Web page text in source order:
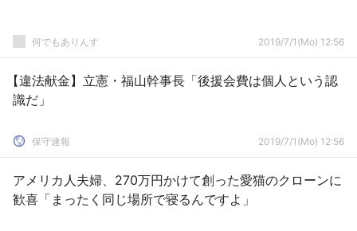
何でもありんす 2019/7/1(Mo) 12:56
【違法献金】立憲・福山幹事長「後援会費は個人という認
識だ」
保守速報 2019/7/1(Mo) 12:56
アメリカ人夫婦、270万円かけて創った愛猫のクローンに
歓喜「まったく同じ場所で寝るんですよ」